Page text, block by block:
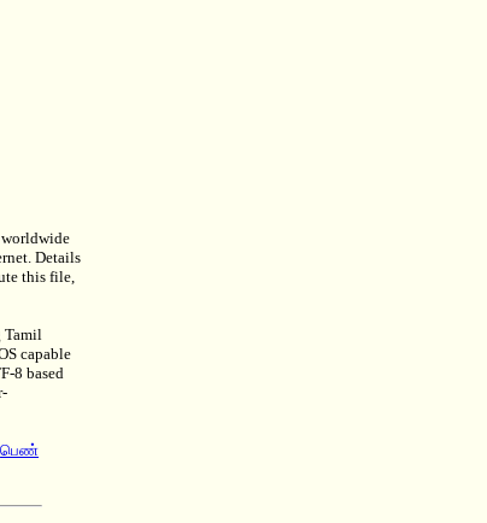
Details
this file,
Tamil
capable
8 based
பெண்